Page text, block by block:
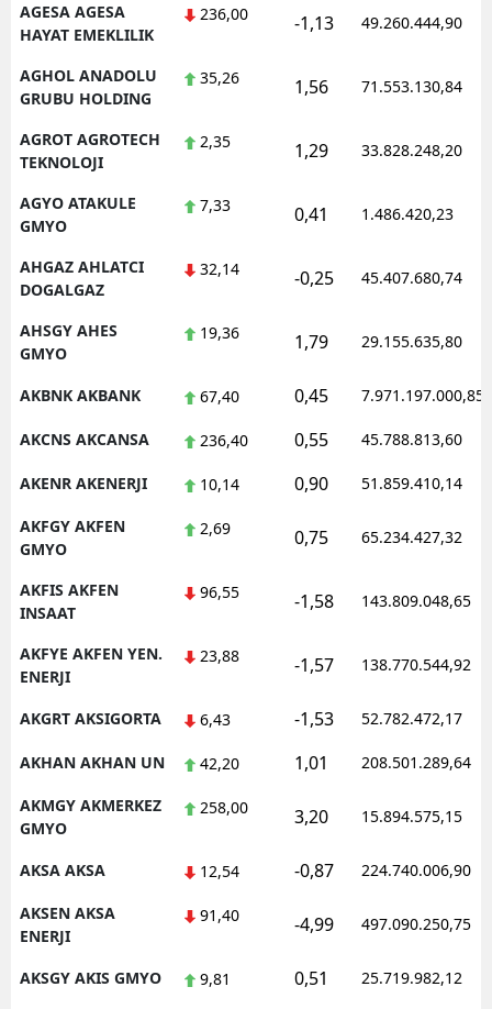
AGESA AGESA
HAYAT EMEKLILIK
236,00 -1,13 49.260.444,90
AGHOL ANADOLU
GRUBU HOLDING
35,26 1,56 71.553.130,84
AGROT AGROTECH
TEKNOLOJI
2,35 1,29 33.828.248,20
AGYO ATAKULE
GMYO
7,33 0,41 1.486.420,23
AHGAZ AHLATCI
DOGALGAZ
32,14 -0,25 45.407.680,74
AHSGY AHES
GMYO
19,36 1,79 29.155.635,80
AKBNK AKBANK 67,40 0,45 7.971.197.000,85
AKCNS AKCANSA 236,40 0,55 45.788.813,60
AKENR AKENERJI 10,14 0,90 51.859.410,14
AKFGY AKFEN
GMYO
2,69 0,75 65.234.427,32
AKFIS AKFEN
INSAAT
96,55 -1,58 143.809.048,65
AKFYE AKFEN YEN.
ENERJI
23,88 -1,57 138.770.544,92
AKGRT AKSIGORTA 6,43 -1,53 52.782.472,17
AKHAN AKHAN UN 42,20 1,01 208.501.289,64
AKMGY AKMERKEZ
GMYO
258,00 3,20 15.894.575,15
AKSA AKSA 12,54 -0,87 224.740.006,90
AKSEN AKSA
ENERJI
91,40 -4,99 497.090.250,75
AKSGY AKIS GMYO 9,81 0,51 25.719.982,12